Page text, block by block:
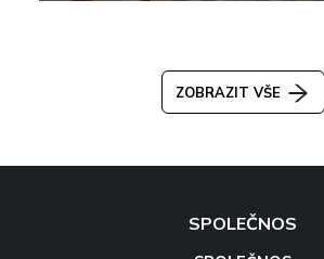
ZOBRAZIT VŠE
SPOLEČNOS